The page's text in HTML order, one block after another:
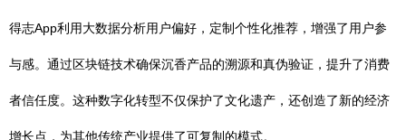
得志App利用大数据分析用户偏好，定制个性化推荐，增强了用户参
与感。通过区块链技术确保沉香产品的溯源和真伪验证，提升了消费
者信任度。这种数字化转型不仅保护了文化遗产，还创造了新的经济
增长点，为其他传统产业提供了可复制的模式。